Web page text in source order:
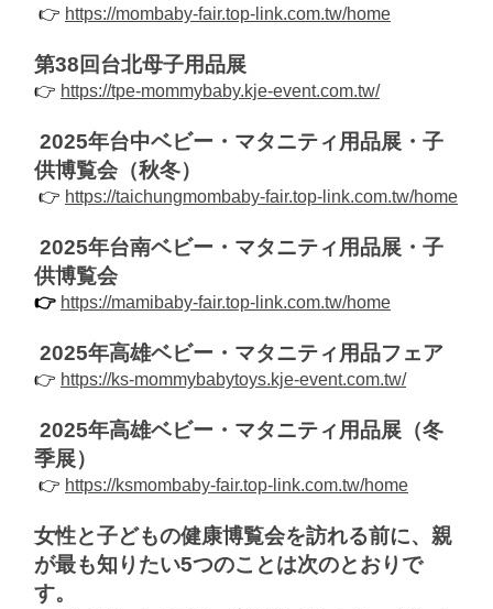
👉 https://mombaby-fair.top-link.com.tw/home
第38回台北母子用品展
👉 https://tpe-mommybaby.kje-event.com.tw/
2025年台中ベビー・マタニティ用品展・子
供博覧会（秋冬）
👉 https://taichungmombaby-fair.top-link.com.tw/home
2025年台南ベビー・マタニティ用品展・子
供博覧会
👉﻿ https://mamibaby-fair.top-link.com.tw/home
2025年高雄ベビー・マタニティ用品フェア
👉 https://ks-mommybabytoys.kje-event.com.tw/
2025年高雄ベビー・マタニティ用品展（冬
季展）
👉 https://ksmombaby-fair.top-link.com.tw/home
女性と子どもの健康博覧会を訪れる前に、親
が最も知りたい5つのことは次のとおりで
す。